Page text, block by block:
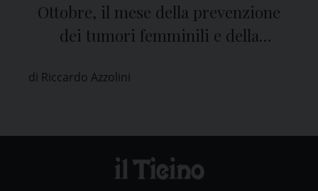
Ottobre, il mese della prevenzione
dei tumori femminili e della
oncologici
di Riccardo Azzolini